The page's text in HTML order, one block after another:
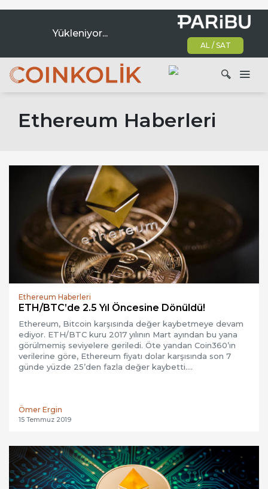
Yükleniyor...
AL / SAT
Ana dolaşım
AraEthereum Haberleri
Ethereum Haberleri
ETH/BTC’de 2.5 Yıl Öncesine Dönüldü!
Ethereum, Bitcoin karşısında değer kaybetmeye devam
ediyor. ETH/BTC kuru 2017 yılının Mart ayından bu yana
görülmemiş seviyelere geriledi. Öte yandan Coin360’ın
verilerine göre, Ethereum fiyatı dolar karşısında son 7
günde yüzde 25’den fazla değer kaybetti….
Ömer Ergin
15 Temmuz 2019